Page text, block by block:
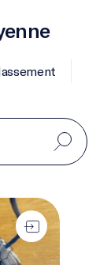
«&nbsp;Chalut